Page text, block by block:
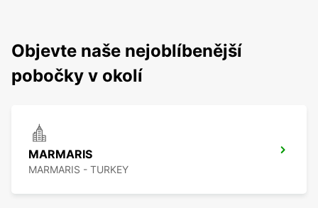
Objevte naše nejoblíbenější
pobočky v okolí
MARMARIS
MARMARIS - TURKEY